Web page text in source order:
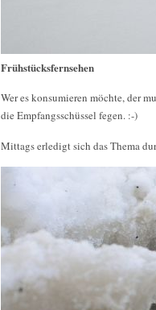
Frühstücksfernsehen
Wer es konsumieren möchte, der
die Empfangsschüssel fegen. :-)
Mittags erledigt sich das Thema